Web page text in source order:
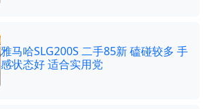
雅马哈SLG200S 二手85新 磕碰较多 手
感状态好 适合实用党